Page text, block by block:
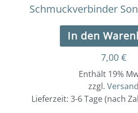
Schmuckverbinder
In den
7,00 €
Enthält 19%
zzgl. Versand
Lieferzeit: 3-6 Tage (nach